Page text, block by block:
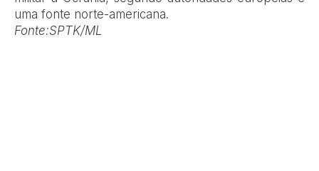
uma fonte norte-americana.
Fonte:SPTK/ML